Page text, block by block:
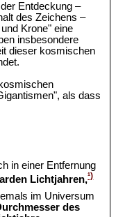
Entdeckung –
des Zeichens –
Krone" eine
insbesondere
dieser kosmischen
als dass
in einer Entfernung
Lichtjahren,¹)
im Universum
des